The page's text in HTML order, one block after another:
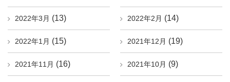
2022年3月 (13) 2022年2月 (14)
2022年1月 (15) 2021年12月 (19)
2021年11月 (16) 2021年10月 (9)